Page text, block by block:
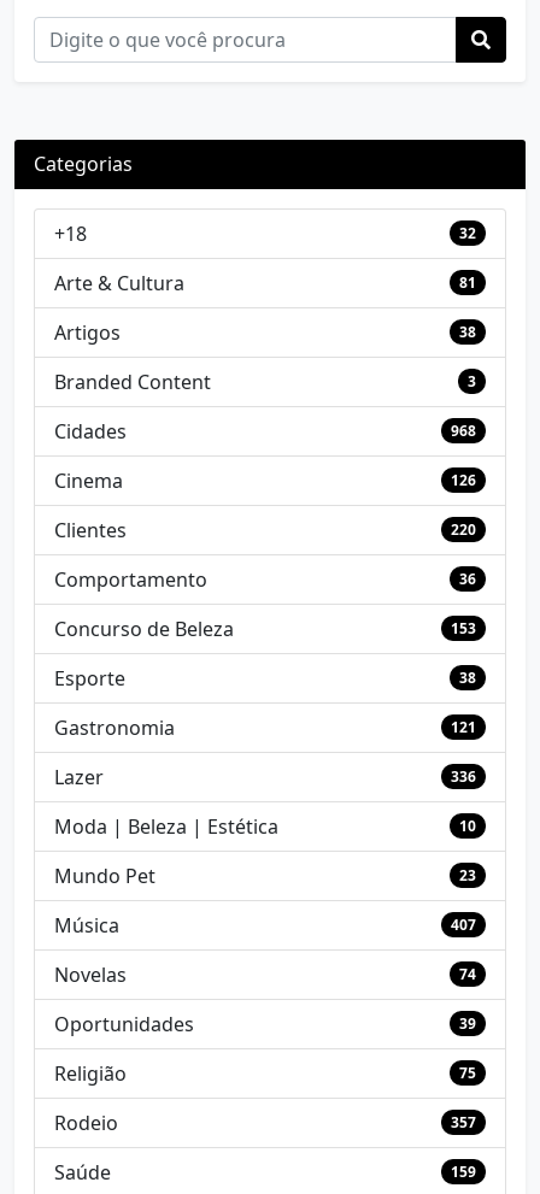
Categorias
+18 32
Arte & Cultura 81
Artigos 38
Branded Content 3
Cidades 968
Cinema 126
Clientes 220
Comportamento 36
Concurso de Beleza 153
Esporte 38
Gastronomia 121
Lazer 336
Moda | Beleza | Estética 10
Mundo Pet 23
Música 407
Novelas 74
Oportunidades 39
Religião 75
Rodeio 357
Saúde 159